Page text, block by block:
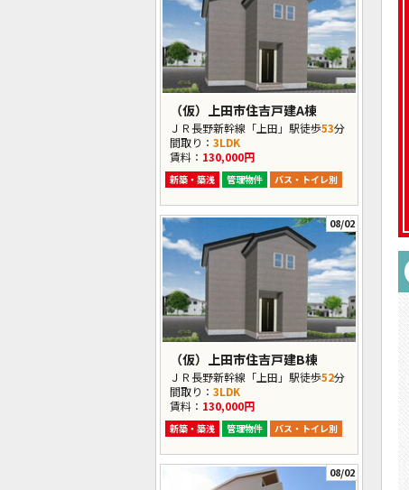
（仮）上田市住吉戸建A棟
ＪＲ長野新幹線「上田」駅徒歩53分
間取り： 3LDK
賃料： 130,000円
新築・築浅 管理物件 バス・トイレ別
08/02
（仮）上田市住吉戸建B棟
ＪＲ長野新幹線「上田」駅徒歩52分
間取り： 3LDK
賃料： 130,000円
新築・築浅 管理物件 バス・トイレ別
08/02